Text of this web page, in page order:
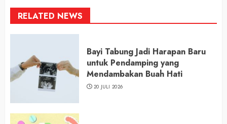
RELATED NEWS
Bayi Tabung Jadi Harapan Baru
untuk Pendamping yang
Mendambakan Buah Hati
20 JULI 2026